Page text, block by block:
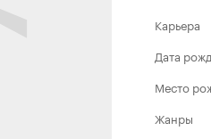
Карьера
Дата
Место
Жанры